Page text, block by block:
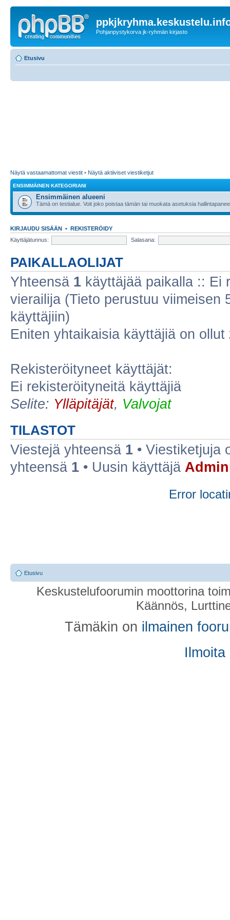
Pohjanpystykorva jk-ryhmän kirjasto
Etusivu
Näytä vastaamattomat viestit • Näytä aktiiviset viestiketjut
ENSIMMÄINEN KATEGORIANI
Ensimmäinen alueeni
Tämä on testialue. Voit joko poistaa tämän tai muokata asetuksia
KIRJAUDU SISÄÄN • REKISTERÖIDY
Käyttäjätunnus:
Salasana:
PAIKALLAOLIJAT
Yhteensä 1 käyttäjää paikalla :: Ei
vierailija (Tieto perustuu viimeisen
käyttäjiin)
Eniten yhtaikaisia käyttäjiä on ollut
Rekisteröityneet käyttäjät:
Ei rekisteröityneitä käyttäjiä
Selite: Ylläpitäjät, Valvojat
TILASTOT
Viestejä yhteensä 1 • Viestiketjuja
yhteensä 1 • Uusin käyttäjä
Error
Etusivu
Keskustelufoorumin moottorina
Käännös,
Tämäkin on ilmainen